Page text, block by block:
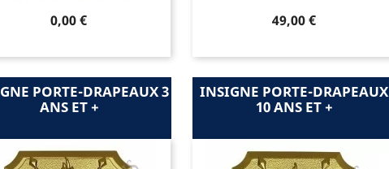
Prix
0,00 € Prix
49,00 €
PORTE-DRAPEAUX 3
ANS ET +
INSIGNE PORTE-DRAPEAUX
10 ANS ET +